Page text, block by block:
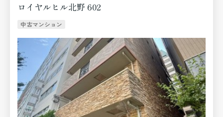
ロイヤルヒル北野 602
中古マンション